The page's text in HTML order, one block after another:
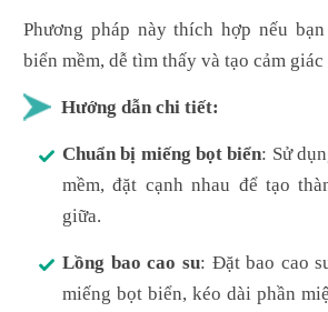
Phương pháp này thích hợp nếu
biển mềm, dễ tìm thấy và tạo cảm giác
Hướng dẫn chi tiết:
Chuẩn bị miếng bọt biển: Sử
mềm, đặt cạnh nhau để tạo
giữa.
Lồng bao cao su: Đặt bao cao
miếng bọt biển, kéo dài phần